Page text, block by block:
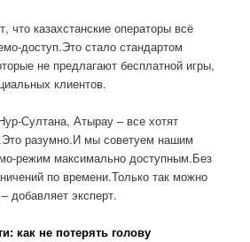
что казахстанские операторы всё
доступ.Это стало стандартом
не предлагают бесплатной игры,
клиентов.
Султана, Атырау – все хотят
разумно.И мы советуем нашим
режим максимально доступным.Без
по времени.Только так можно
добавляет эксперт.
как не потерять голову